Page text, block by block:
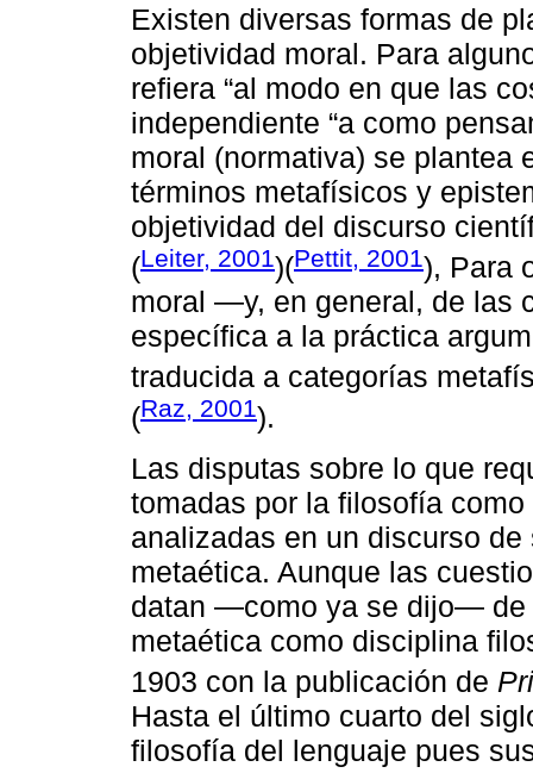
Existen diversas formas de
objetividad moral. Para
refiera “al modo en que las
independiente “a como
moral (normativa) se plantea
términos metafísicos y
objetividad del discurso
(Leiter, 2001)(Pettit, 2001), Para
moral ―y, en general, de las
específica a la práctica
traducida a categorías
(Raz, 2001).
Las disputas sobre lo que
tomadas por la filosofía
analizadas en un discurso
metaética. Aunque las
datan ―como ya se dijo― de
metaética como disciplina
1903 con la publicación de
Hasta el último cuarto del
filosofía del lenguaje pues